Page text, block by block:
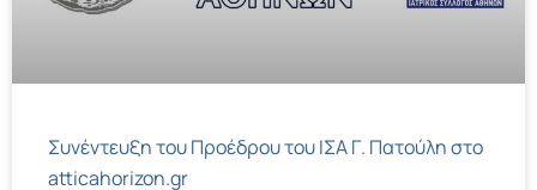
Συνέντευξη του Προέδρου του ΙΣΑ Γ. Πατούλη στο
atticahorizon.gr